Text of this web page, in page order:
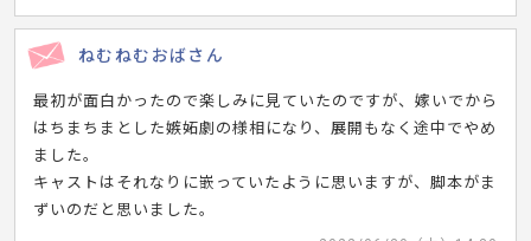
ねむねむおばさん
最初が面白かったので楽しみに見ていたのですが、嫁いでから
はちまちまとした嫉妬劇の様相になり、展開もなく途中でやめ
ました。
キャストはそれなりに嵌っていたように思いますが、脚本がま
ずいのだと思いました。